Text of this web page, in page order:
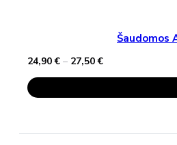
Šaudomos
24,90€ – 27,50€Price
through
This
Product
Has
The